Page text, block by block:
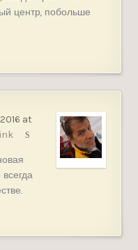
центр, побольше
at